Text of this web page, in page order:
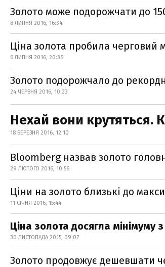
Золото може подорожчати до
8 ЛИПНЯ 2016, 16:34
Ціна золота пробила черговий
6 ЛИПНЯ 2016, 20:36
Золото подорожчало до
24 ЧЕРВНЯ 2016, 10:23
Нехай вони крутяться.
18 БЕРЕЗНЯ 2016, 12:10
Bloomberg назвав золото
29 ЛЮТОГО 2016, 10:56
Ціни на золото близькі до
11 СІЧНЯ 2016, 15:44
Ціна золота досягла мінімуму
30 ЛИСТОПАДА 2015, 09:07
Золото продовжує дешевшати